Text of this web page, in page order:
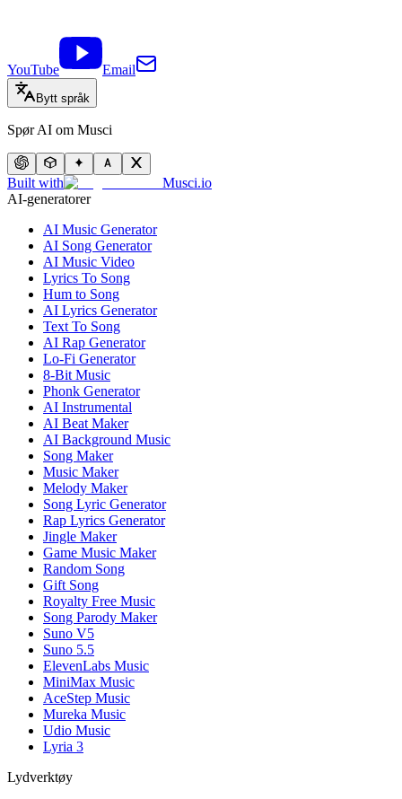
YouTube Email
Bytt språk
Spør AI om Musci
Built with
Musci.io
AI-generatorer
AI Music Generator
AI Song Generator
AI Music Video
Lyrics To Song
Hum to Song
AI Lyrics Generator
Text To Song
AI Rap Generator
Lo-Fi Generator
8-Bit Music
Phonk Generator
AI Instrumental
AI Beat Maker
AI Background Music
Song Maker
Music Maker
Melody Maker
Song Lyric Generator
Rap Lyrics Generator
Jingle Maker
Game Music Maker
Random Song
Gift Song
Royalty Free Music
Song Parody Maker
Suno V5
Suno 5.5
ElevenLabs Music
MiniMax Music
AceStep Music
Mureka Music
Udio Music
Lyria 3
Lydverktøy